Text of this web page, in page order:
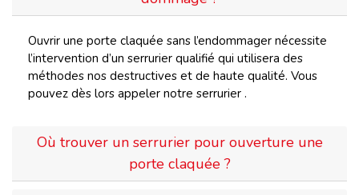
Ouvrir une porte claquée sans l’endommager nécessite
l’intervention d’un serrurier qualifié qui utilisera des
méthodes nos destructives et de haute qualité. Vous
pouvez dès lors appeler notre serrurier .
Où trouver un serrurier pour ouverture une
porte claquée ?